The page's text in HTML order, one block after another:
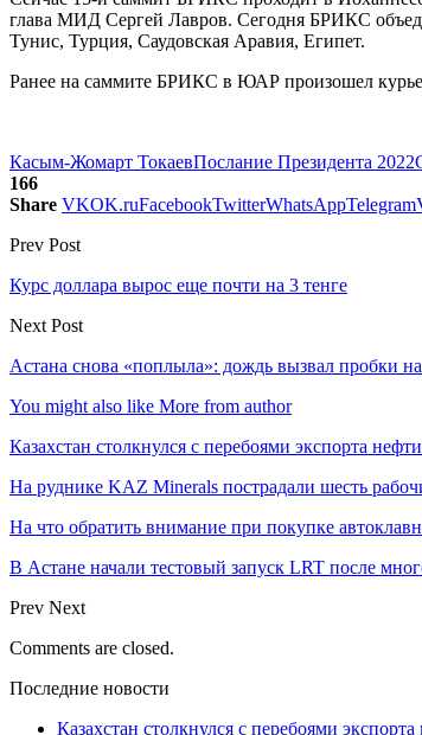
глава МИД Сергей Лавров. Сегодня БРИКС
Тунис, Турция, Саудовская Аравия, Египет.
Ранее на саммите БРИКС в ЮАР произошел
Касым-Жомарт ТокаевПослание Президента 2022
166
Share VKOK.ruFacebookTwitterWhatsAppTelegram
Prev Post
Курс доллара вырос еще почти на 3 тенге
Next Post
Астана снова «поплыла»: дождь вызвал пробки
You might also like More from author
Казахстан столкнулся с перебоями экспорта
На руднике KAZ Minerals пострадали шесть
На что обратить внимание при покупке
В Астане начали тестовый запуск LRT после
Prev Next
Comments are closed.
Последние новости
Казахстан столкнулся с перебоями